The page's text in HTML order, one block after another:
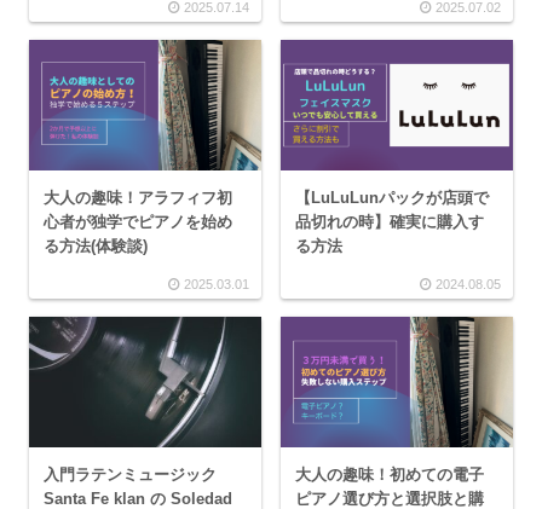
2025.07.14 2025.07.02
大人の趣味！アラフィフ初
心者が独学でピアノを始め
る方法(体験談)
2025.03.01
【LuLuLunパックが店頭で
品切れの時】確実に購入す
る方法
2024.08.05
入門ラテンミュージック
Santa Fe klan の Soledad
大人の趣味！初めての電子
ピアノ選び方と選択肢と購